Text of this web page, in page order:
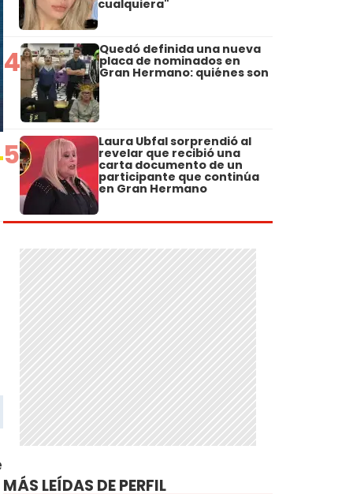
cualquiera"
4 Quedó definida una nueva
placa de nominados en
Gran Hermano: quiénes son
5 Laura Ubfal sorprendió al
revelar que recibió una
carta documento de un
participante que continúa
en Gran Hermano
MÁS LEÍDAS DE PERFIL